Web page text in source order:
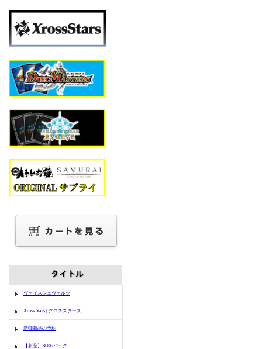
ヴァイスシュヴァルツ
Xross Stars | クロススターズ
新弾商品の予約
【新品】BOX/パック